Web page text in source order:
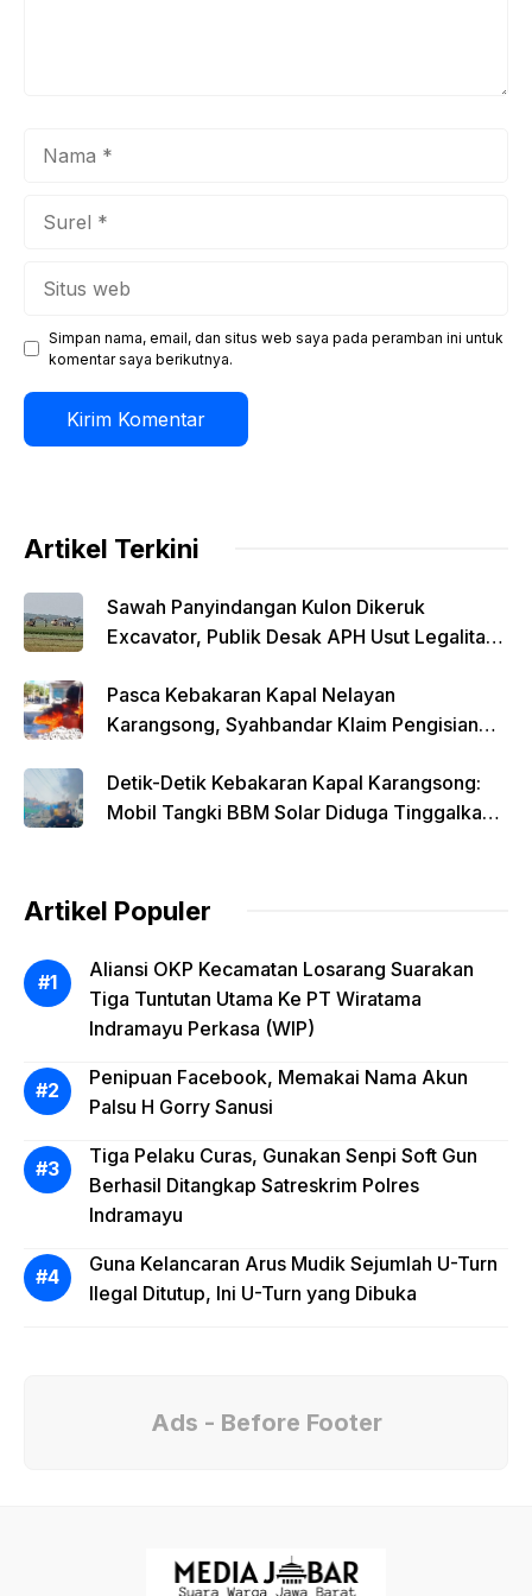
Simpan nama, email, dan situs web saya pada peramban ini untuk
komentar saya berikutnya.
Artikel Terkini
Sawah Panyindangan Kulon Dikeruk
Excavator, Publik Desak APH Usut Legalitas
Pasca Kebakaran Kapal Nelayan
Karangsong, Syahbandar Klaim Pengisian
Detik-Detik Kebakaran Kapal Karangsong:
Mobil Tangki BBM Solar Diduga Tinggalkan
Artikel Populer
Aliansi OKP Kecamatan Losarang Suarakan
Tiga Tuntutan Utama Ke PT Wiratama
Indramayu Perkasa (WIP)
Penipuan Facebook, Memakai Nama Akun
Palsu H Gorry Sanusi
Tiga Pelaku Curas, Gunakan Senpi Soft Gun
Berhasil Ditangkap Satreskrim Polres
Indramayu
Guna Kelancaran Arus Mudik Sejumlah U-Turn
Ilegal Ditutup, Ini U-Turn yang Dibuka
Ads - Before Footer